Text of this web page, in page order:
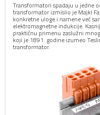
Transformatori spadaju u jedne
transformator izmislio je Majkl
konkretne uloge i namene već
elektromagnetne indukcije.
praktičnu primenu zaslužni
koji je 1891. godine izumeo
transformator.